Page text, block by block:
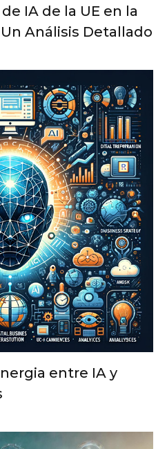
IA de la UE en la
Análisis Detallado
entre IA y